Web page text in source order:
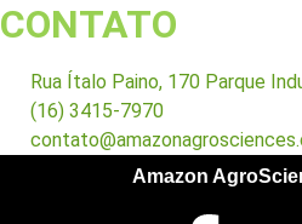
CONTATO
Rua Ítalo Paino, 170 Parque
(16) 3415-7970
Amazon